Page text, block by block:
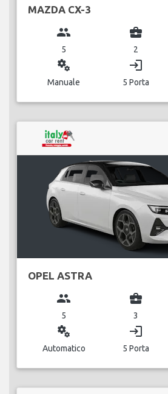
MAZDA CX-3
group
5
business_center
2
miscellaneous_services
Manuale
login
5 Porta
OPEL ASTRA
group
5
business_center
3
miscellaneous_services
Automatico
login
5 Porta